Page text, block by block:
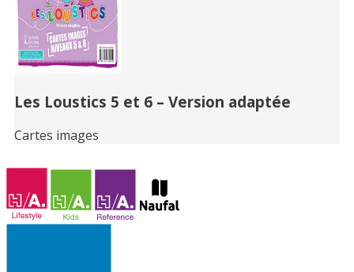
Les Loustics 5 et 6 – Version adaptée
Cartes images